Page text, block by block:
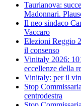
Taurianova:
Madonnari.
Il neo sindaco
Vaccaro
Elezioni Reggio
il consenso
Vinitaly 2026:
eccellenze della
Vinitaly: per il
Stop
centrodestra